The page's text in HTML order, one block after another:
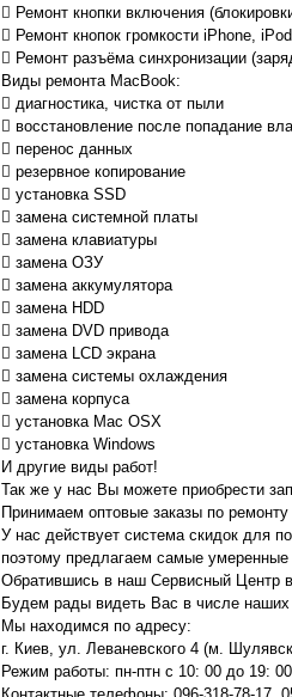
 Ремонт кнопки включения
 Ремонт кнопок громкости iPhone,
 Ремонт разъёма синхронизации
Виды ремонта MacBook:
 диагностика, чистка от пыли
 восстановление после попадание
 перенос данных
 резервное копирование
 установка SSD
 замена системной платы
 замена клавиатуры
 замена ОЗУ
 замена аккумулятора
 замена HDD
 замена DVD привода
 замена LCD экрана
 замена системы охлаждения
 замена корпуса
 установка Мас ОSX
 установка Windows
И другие виды работ!
Так же у нас Вы можете приобрести
Принимаем оптовые заказы по
У нас действует система скидок для
поэтому предлагаем самые
Обратившись в наш Сервисный Центр
Будем рады видеть Вас в числе наших
Мы находимся по адресу:
г. Киев, ул. Леваневского 4 (м.
Режим работы: пн-птн с 10: 00 до 19: